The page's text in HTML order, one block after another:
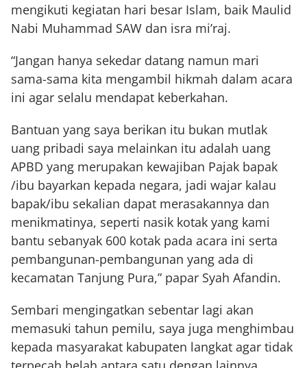
mengikuti kegiatan hari besar Islam, baik Maulid
Nabi Muhammad SAW dan isra mi’raj.
“Jangan hanya sekedar datang namun mari
sama-sama kita mengambil hikmah dalam acara
ini agar selalu mendapat keberkahan.
Bantuan yang saya berikan itu bukan mutlak
uang pribadi saya melainkan itu adalah uang
APBD yang merupakan kewajiban Pajak bapak
/ibu bayarkan kepada negara, jadi wajar kalau
bapak/ibu sekalian dapat merasakannya dan
menikmatinya, seperti nasik kotak yang kami
bantu sebanyak 600 kotak pada acara ini serta
pembangunan-pembangunan yang ada di
kecamatan Tanjung Pura,” papar Syah Afandin.
Sembari mengingatkan sebentar lagi akan
memasuki tahun pemilu, saya juga menghimbau
kepada masyarakat kabupaten langkat agar tidak